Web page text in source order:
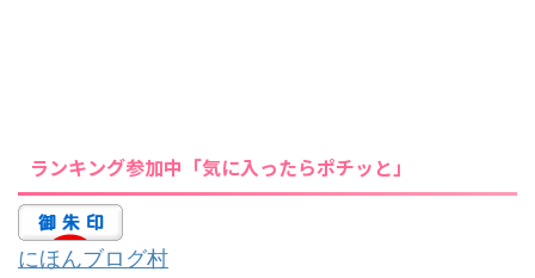
ランキング参加中「気に入ったらポチッと」
にほんブログ村